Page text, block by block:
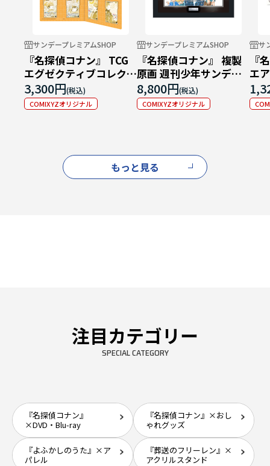
サンデープレミアムSHOP
『名探偵コナン』 TCG
エグゼクティブコレクシ
ョン[02]Highway in
2026
3,300円
COMIXYZオリジナル
サンデープレミアムSHOP
『名探偵コナン』 複製
原画 週刊少年サンデー
2026年19号＆20号表紙
イラスト
8,800円
COMIXYZオリジナル
サ
『
エ
松
南
もっと見る
注目カテゴリー
SPECIAL CATEGORY
『名探偵コナン』
×DVD・Blu-ray
『名探偵コナン』×おし
ゃれグッズ
『よふかしのうた』×ア
パレル
『葬送のフリーレン』×
アクリルスタンド